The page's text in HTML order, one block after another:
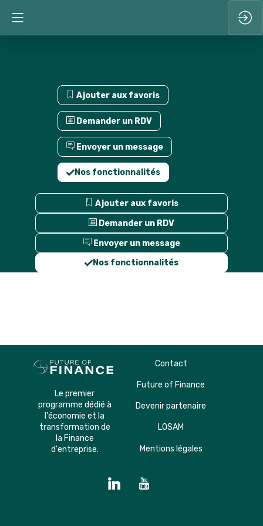
Ajouter aux favoris
Demander un RDV
Envoyer un message
Nos fonctionnalités
Ajouter aux favoris
Demander un RDV
Envoyer un message
Nos fonctionnalités
Le premier
programme dédié à
l'économie et la
transformation de
la Finance
Contact
Future of Finance
Devenir partenaire
LOSAM
Mentions légales